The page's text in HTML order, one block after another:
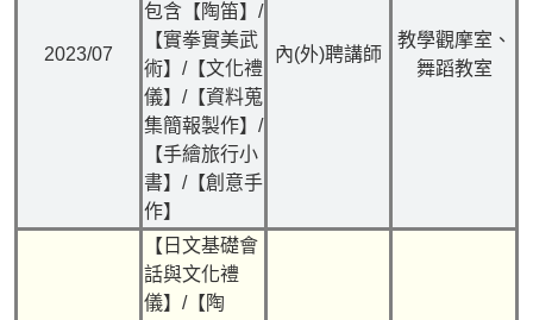
2023/07
包含【陶笛】/
【實拳實美武
術】/【文化禮
儀】/【資料蒐
集簡報製作】/
【手繪旅行小
書】/【創意手
作】
內(外)聘講師
教學觀摩室、
舞蹈教室
【日文基礎會
話與文化禮
儀】 / 【陶